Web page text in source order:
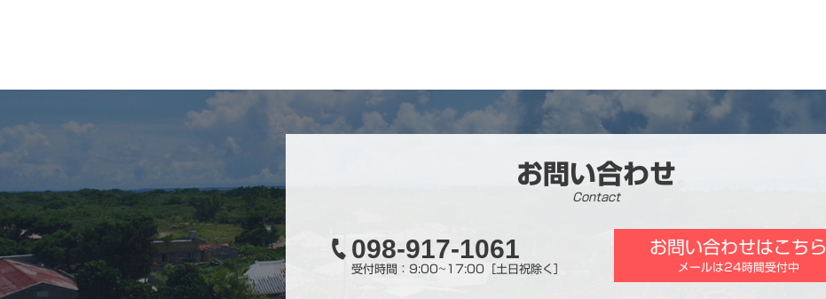
お問い合わせ
Contact
098-917-1061
受付時間：9:00~17:00［土日祝除く］
お問い合わせはこちら
メールは24時間受付中